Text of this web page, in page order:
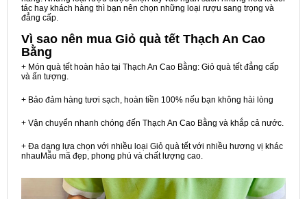
tác hay khách hàng thì bạn nên chọn những loại rượu sang trọng và
đẳng cấp.
Vì sao nên mua Giỏ quà tết Thạch An Cao
Bằng
+ Món quà tết hoàn hảo tại Thạch An Cao Bằng: Giỏ quà tết đẳng cấp
và ấn tượng.
+ Bảo đảm hàng tươi sạch, hoàn tiền 100% nếu bạn không hài lòng
+ Vận chuyển nhanh chóng đến Thạch An Cao Bằng và khắp cả nước.
+ Đa dạng lựa chọn với nhiều loại Giỏ quà tết với nhiều hương vị khác
nhauMẫu mã đẹp, phong phú và chất lượng cao.